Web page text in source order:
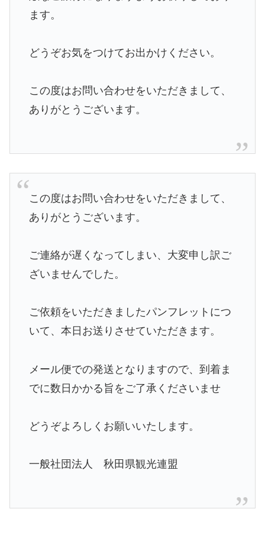
ます。
どうぞお気をつけてお出かけください。
この度はお問い合わせをいただきまして、
ありがとうございます。
この度はお問い合わせをいただきまして、
ありがとうございます。
ご連絡が遅くなってしまい、大変申し訳ご
ざいませんでした。
ご依頼をいただきましたパンフレットにつ
いて、本日お送りさせていただきます。
メール便での発送となりますので、到着ま
でに数日かかる旨をご了承くださいませ
どうぞよろしくお願いいたします。
一般社団法人 秋田県観光連盟